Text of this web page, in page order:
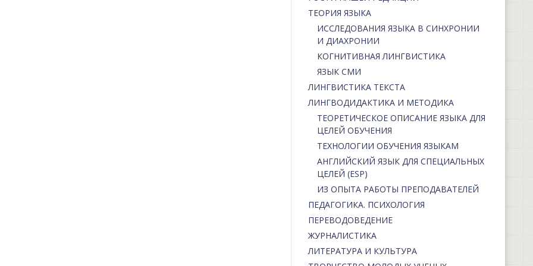
ТЕОРИЯ ЯЗЫКА
ИССЛЕДОВАНИЯ ЯЗЫКА В СИНХРОНИИ
И ДИАХРОНИИ
КОГНИТИВНАЯ ЛИНГВИСТИКА
ЯЗЫК СМИ
ЛИНГВИСТИКА ТЕКСТА
ЛИНГВОДИДАКТИКА И МЕТОДИКА
ТЕОРЕТИЧЕСКОЕ ОПИСАНИЕ ЯЗЫКА ДЛЯ
ЦЕЛЕЙ ОБУЧЕНИЯ
ТЕХНОЛОГИИ ОБУЧЕНИЯ ЯЗЫКАМ
АНГЛИЙСКИЙ ЯЗЫК ДЛЯ СПЕЦИАЛЬНЫХ
ЦЕЛЕЙ (ESP)
ИЗ ОПЫТА РАБОТЫ ПРЕПОДАВАТЕЛЕЙ
ПЕДАГОГИКА. ПСИХОЛОГИЯ
ПЕРЕВОДОВЕДЕНИЕ
ЖУРНАЛИСТИКА
ЛИТЕРАТУРА И КУЛЬТУРА